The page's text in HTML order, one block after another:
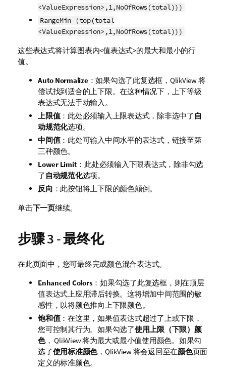
<ValueExpression>,1,NoOfRows(total)))
RangeMin (top(total
<ValueExpression>,1,NoOfRows(total)))
这些表达式将计算图表内<值表达式>的最大和最小的行
值。
Auto Normalize：如果勾选了此复选框，QlikView 将
偿试找到适合的上下限。在这种情况下，上下等级
表达式无法手动输入。
上限值：此处必须输入上限表达式，除非选中了 自
动规范化选项。
中间值：此处可输入中间水平的表达式，链接至第
三种颜色。
Lower Limit：此处必须输入下限表达式，除非勾选
了 自动规范化选项。
反向 ：此按钮将上下限的颜色颠倒。
单击下一页继续。
步骤 3 - 最终化
在此页面中，您可最终完成颜色混合表达式。
Enhanced Colors：如果勾选了此复选框，则在顶层
值表达式上应用滞后转换。这将增加中间范围的敏
感性，以将颜色推向上下限颜色。
饱和值：在这里，如果值表达式超过了上或下限，
您可控制其行为。如果勾选了使用上限（下限）颜
色， QlikView 将为最大或最小值使用颜色。如果勾
选了使用标准颜色，QlikView 将会返回至在颜色页面
定义的标准颜色。